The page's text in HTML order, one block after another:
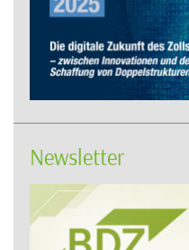
Newsletter